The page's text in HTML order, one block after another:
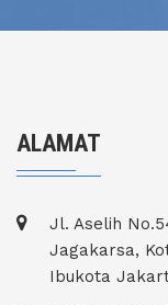
ALAMAT
Jl. Aselih
Jagakarsa,
Ibukota